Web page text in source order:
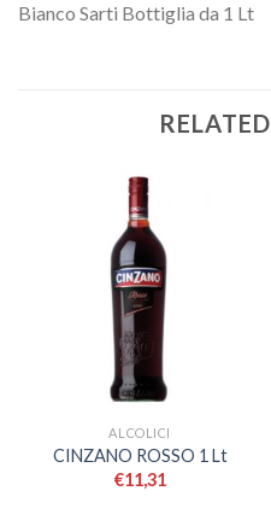
Bianco Sarti Bottiglia da 1 Lt
ALCOLICI
CINZANO ROSSO 1 Lt
€11,31